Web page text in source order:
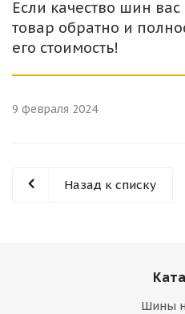
Если качество шин
товар обратно и
его стоимость!
9 февраля 2024
Назад к списку
Шины